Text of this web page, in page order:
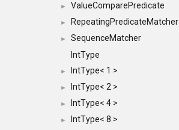
► ValueComparePredicate
► RepeatingPredicateMatcher
►
SequenceMatcher
IntType
► IntType< 1 >
► IntType< 2 >
► IntType< 4 >
►
IntType< 8 >